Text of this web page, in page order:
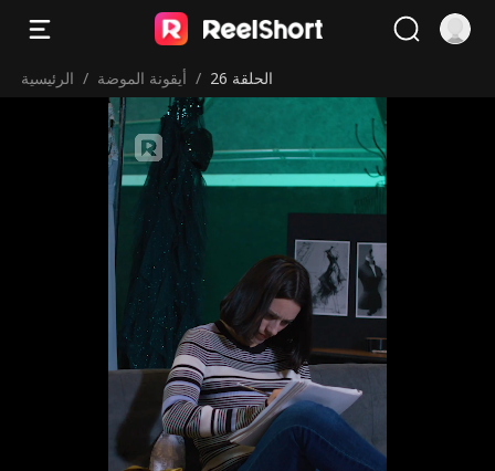
الرئيسية / أيقونة الموضة / الحلقة 26